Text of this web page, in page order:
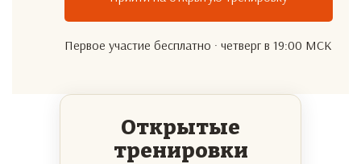
Первое участие бесплатно · четверг в 19:00 МСК
Открытые
тренировки